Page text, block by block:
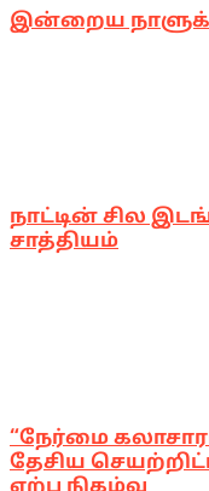
இன்றைய
நாட்டின் சில
சாத்தியம்
“நேர்மை
தேசிய